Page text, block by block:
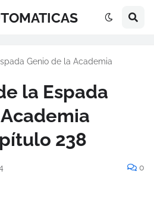
Genio de la Academia
la Espada
238
0